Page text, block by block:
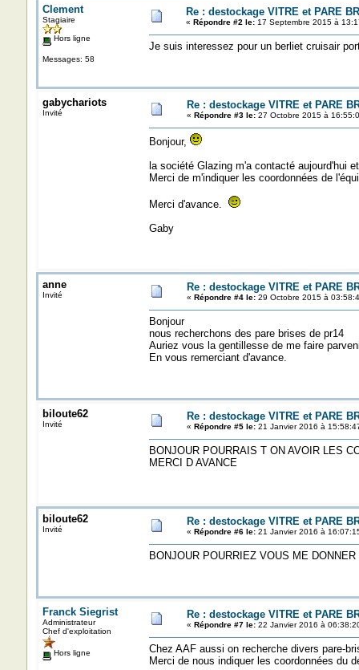
Clement
Stagiaire
Hors ligne
Messages: 58
Re : destockage VITRE et PARE
« Répondre #2 le:17 Septembre 2015 à
Je suis interessez pour un berliet cruisair
gabychariots
Invité
Re : destockage VITRE et PARE
« Répondre #3 le:27 Octobre 2015 à
Bonjour,
la société Glazing m'a contacté aujourd'hui
Merci de m'indiquer les coordonnées de
Merci d'avance.
Gaby
anne
Invité
Re : destockage VITRE et PARE
« Répondre #4 le:29 Octobre 2015 à
Bonjour
nous recherchons des pare brises de pr14
Auriez vous la gentillesse de me faire
En vous remerciant d'avance.
biloute62
Invité
Re : destockage VITRE et PARE
« Répondre #5 le:21 Janvier 2016 à
BONJOUR POURRAIS T ON AVOIR LES
MERCI D AVANCE
biloute62
Invité
Re : destockage VITRE et PARE
« Répondre #6 le:21 Janvier 2016 à
BONJOUR POURRIEZ VOUS ME
Franck Siegrist
Administrateur
Chef d'exploitation
Hors ligne
Re : destockage VITRE et PARE
« Répondre #7 le:22 Janvier 2016 à
Chez AAF aussi on recherche divers pare-
Merci de nous indiquer les coordonnées du